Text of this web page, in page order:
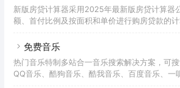
新版房贷计算器采用2025年最新版房贷计算器
额、首付比例及按面积和单价进行购房贷款的
贷款利率、首付、月供明细等提供计算参考。
免费音乐
热门音乐特制多站合一音乐搜索解决方案，可搜
QQ音乐、酷狗音乐、酷我音乐、百度音乐、一